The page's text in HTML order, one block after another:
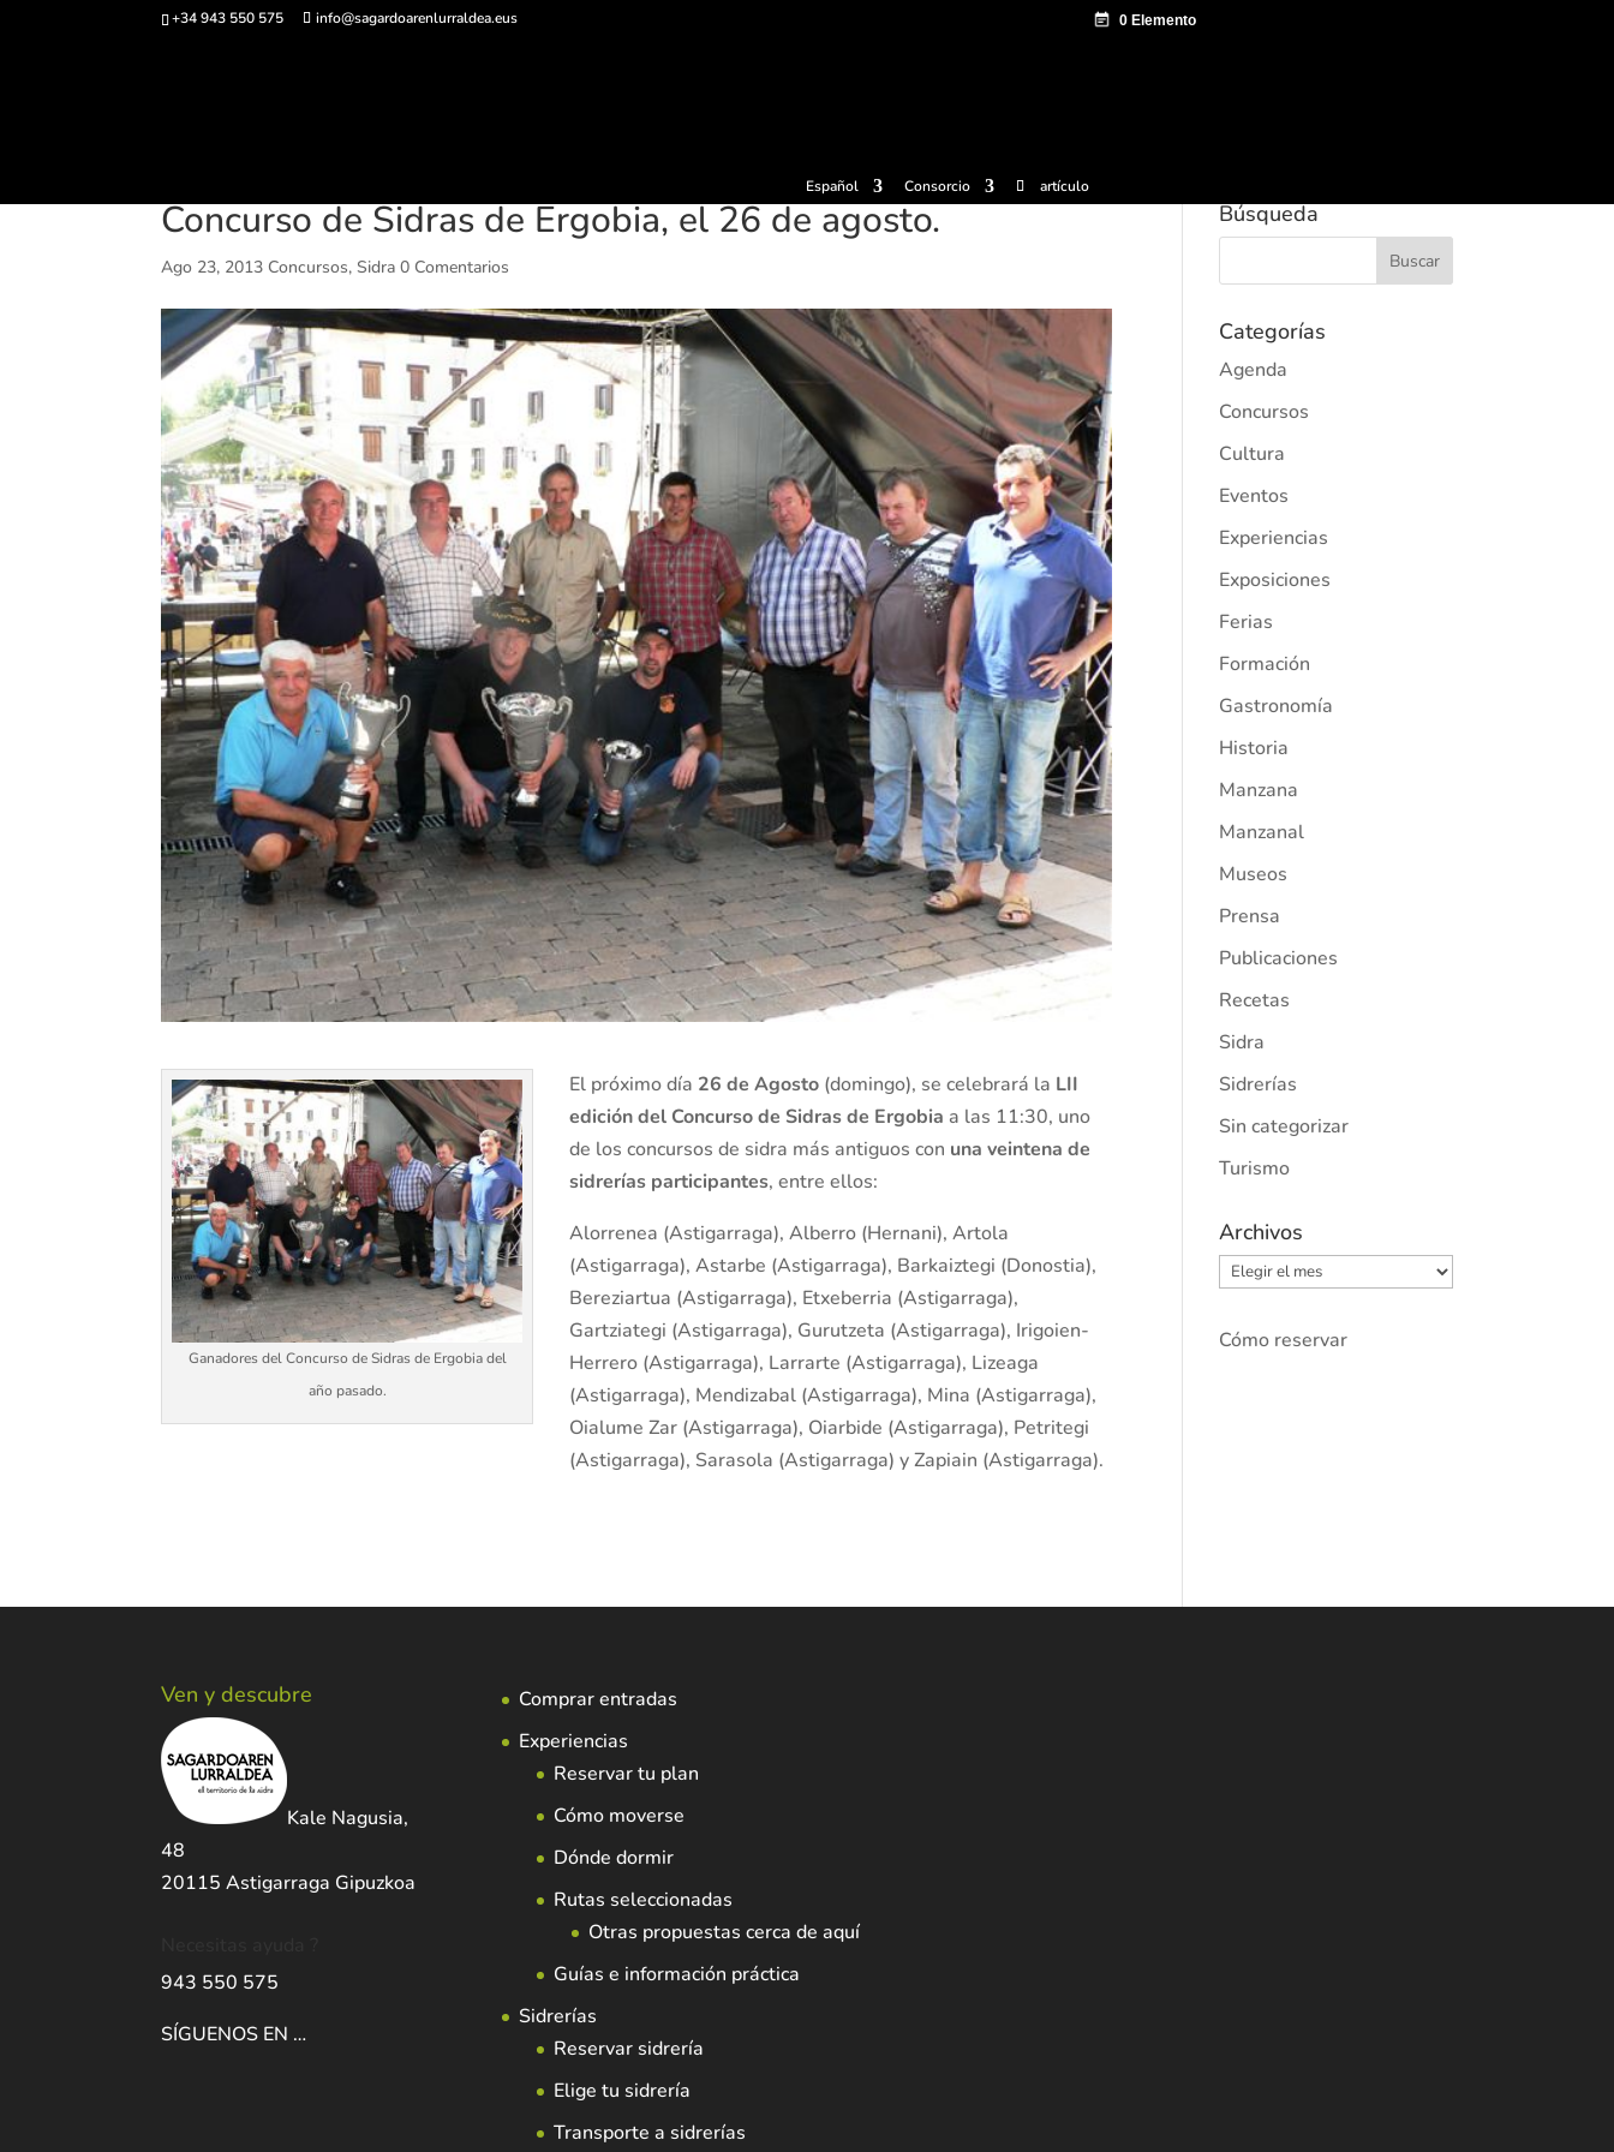
+34 943 550 575 info@sagardoarenlurraldea.eus
Español Consorcio artículo
Concurso de Sidras de Ergobia, el 26 de agosto.
Ago 23, 2013 Concursos,Sidra 0 Comentarios
Ganadores del Concurso de Sidras de Ergobia del
año pasado.
El próximo día 26 de Agosto (domingo), se celebrará la LII
edición del Concurso de Sidras de Ergobia a las 11:30, uno
de los concursos de sidra más antiguos con una veintena de
sidrerías participantes, entre ellos:
Alorrenea (Astigarraga), Alberro (Hernani), Artola
(Astigarraga), Astarbe (Astigarraga), Barkaiztegi (Donostia),
Bereziartua (Astigarraga), Etxeberria (Astigarraga),
Gartziategi (Astigarraga), Gurutzeta (Astigarraga), Irigoien-
Herrero (Astigarraga), Larrarte (Astigarraga), Lizeaga
(Astigarraga), Mendizabal (Astigarraga), Mina (Astigarraga),
Oialume Zar (Astigarraga), Oiarbide (Astigarraga), Petritegi
(Astigarraga), Sarasola (Astigarraga) y Zapiain (Astigarraga).
Búsqueda
Categorías
Agenda
Concursos
Cultura
Eventos
Experiencias
Exposiciones
Ferias
Formación
Gastronomía
Historia
Manzana
Manzanal
Museos
Prensa
Publicaciones
Recetas
Sidra
Sidrerías
Sin categorizar
Turismo
Archivos
Archivos
Cómo reservar
Ven y descubre
Kale Nagusia,
48
20115 Astigarraga Gipuzkoa
943 550 575
SÍGUENOS EN …
Comprar entradas
Experiencias
Reservar tu plan
Cómo moverse
Dónde dormir
Rutas seleccionadas
Otras propuestas cerca de aquí
Guías e información práctica
Sidrerías
Reservar sidrería
Elige tu sidrería
Transporte a sidrerías